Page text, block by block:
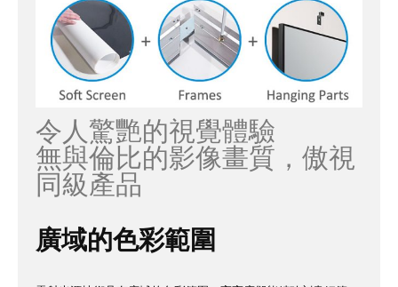
令人驚艷的視覺體驗
無與倫比的影像畫質，傲視
同級產品
廣域的色彩範圍